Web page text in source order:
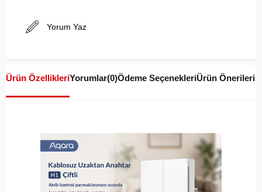
Yorum Yaz
Ürün ÖzellikleriYorumlar(0)Ödeme SeçenekleriÜrün Önerileri